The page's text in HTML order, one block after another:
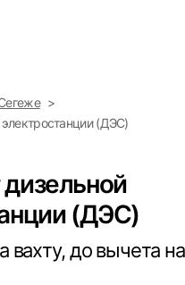
Найти сотрудника
(ДЭС)
(ДЭС)
вахту, до вычета